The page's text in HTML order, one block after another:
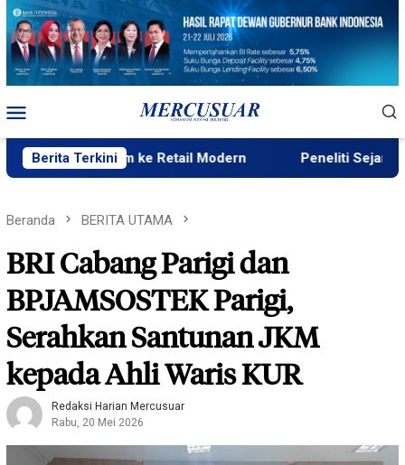
Loncat
konten
Mobile
Berita Terkini
ke Retail Modern Peneliti Sejarah: Penataan
Beranda BERITA UTAMA
BRI Cabang Parigi dan
BPJAMSOSTEK Parigi,
Serahkan Santunan JKM
kepada Ahli Waris KUR
Redaksi Harian Mercusuar
Rabu, 20 Mei 2026